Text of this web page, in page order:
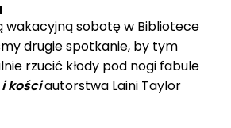
wakacyjną sobotę w Bibliotece
drugie spotkanie, by tym
rzucić kłody pod nogi fabule
kościautorstwa Laini Taylor